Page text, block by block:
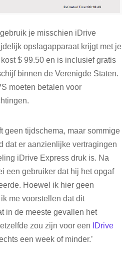
je misschien iDrive
opslagapparaat krijgt met je
$ 99.50 en is inclusief gratis
binnen de Verenigde Staten.
moeten betalen voor
geen tijdschema, maar sommige
dat er aanzienlijke vertragingen
iDrive Express druk is. Na
een gebruiker dat hij het opgaf
Hoewel ik hier geen
me voorstellen dat dit
in de meeste gevallen het
zou zijn voor een
IDrive
een week of minder.’